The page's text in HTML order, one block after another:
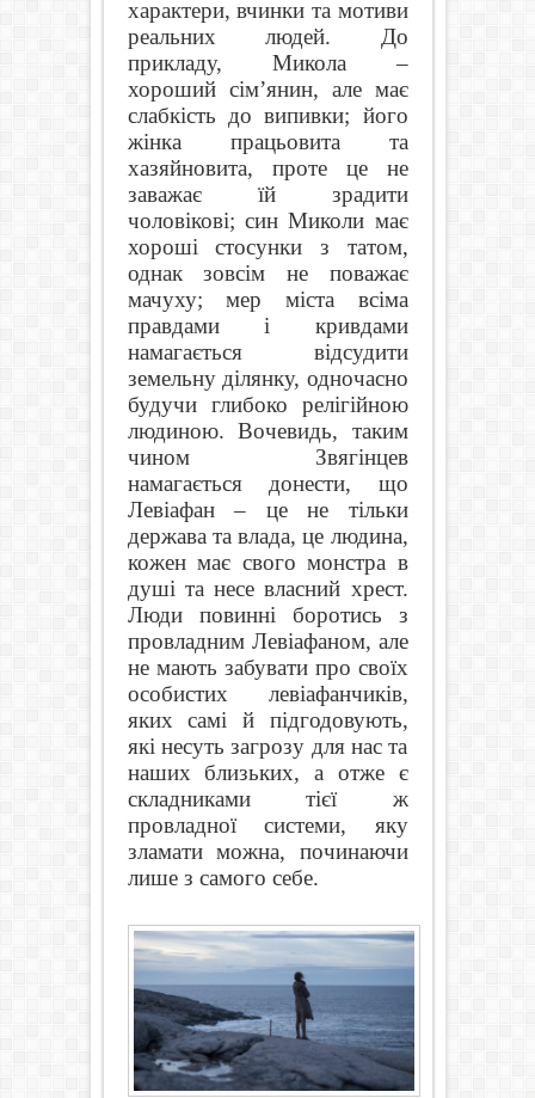
характери, вчинки та мотиви
реальних людей. До
прикладу, Микола –
хороший сім’янин, але має
слабкість до випивки; його
жінка працьовита та
хазяйновита, проте це не
заважає їй зрадити
чоловікові; син Миколи має
хороші стосунки з татом,
однак зовсім не поважає
мачуху; мер міста всіма
правдами і кривдами
намагається відсудити
земельну ділянку, одночасно
будучи глибоко релігійною
людиною. Вочевидь, таким
чином Звягінцев
намагається донести, що
Левіафан – це не тільки
держава та влада, це людина,
кожен має свого монстра в
душі та несе власний хрест.
Люди повинні боротись з
провладним Левіафаном, але
не мають забувати про своїх
особистих левіафанчиків,
яких самі й підгодовують,
які несуть загрозу для нас та
наших близьких, а отже є
складниками тієї ж
провладної системи, яку
зламати можна, починаючи
лише з самого себе.